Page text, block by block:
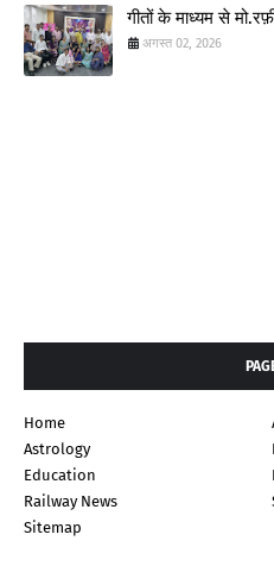
गीतों के माध्यम से
अगस्त 02, 2026
Home
Astrology
Education
Railway News
Sitemap